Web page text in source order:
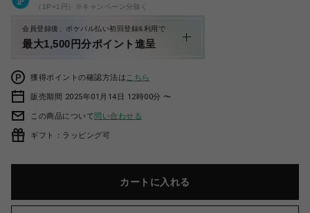
（1P=1円）※キャンペーン分除く
会員登録後、ポケパル払い初回登録&利用で
最大1,500円分ポイント進呈
獲得ポイントの確認方法は こちら
販売期間 2025年01月14日 12時00分 〜
この商品について問い合わせる
ギフト：ラッピング可
カートに入れる